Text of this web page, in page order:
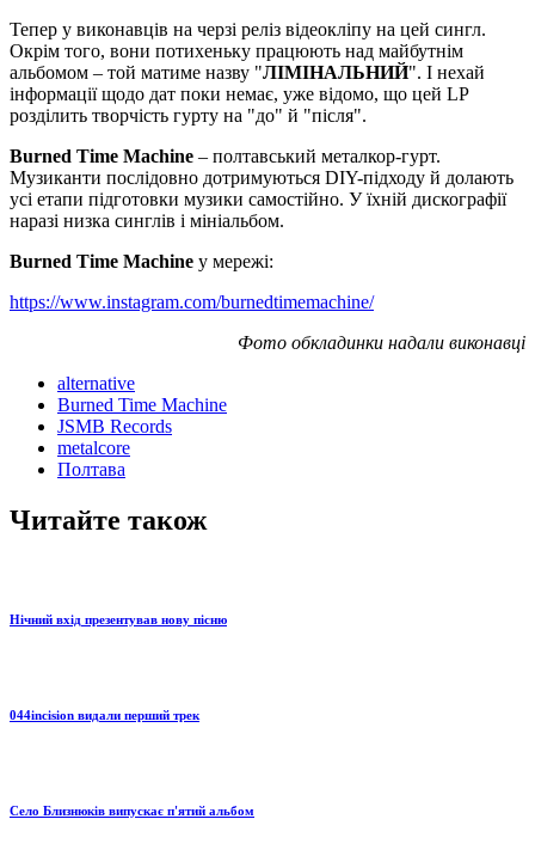
Тепер у виконавців на черзі реліз відеокліпу на цей сингл.
Окрім того, вони потихеньку працюють над майбутнім
альбомом – той матиме назву "ЛІМІНАЛЬНИЙ". І нехай
інформації щодо дат поки немає, уже відомо, що цей LP
розділить творчість гурту на "до" й "після".
Burned Time Machine – полтавський металкор-гурт.
Музиканти послідовно дотримуються DIY-підходу й долають
усі етапи підготовки музики самостійно. У їхній дискографії
наразі низка синглів і мініальбом.
Burned Time Machine у мережі:
https://www.instagram.com/burnedtimemachine/
Фото обкладинки надали виконавці
alternative
Burned Time Machine
JSMB Records
metalcore
Полтава
Читайте також
Нічний вхід презентував нову пісню
044incision видали перший трек
Село Близнюків випускає п'ятий альбом